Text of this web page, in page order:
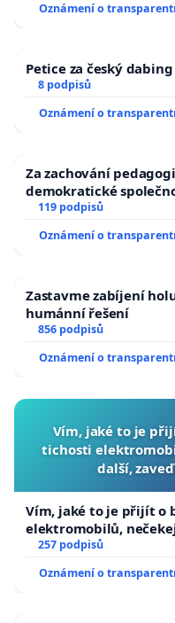
Oznámení o
Petice za český
8 podpisů
Oznámení o
Za zachování
demokratické
119 podpisů
Oznámení o
Zastavme zabíjení
humánní řešení
856 podpisů
Oznámení o
Vím, jaké to je
tichosti
další,
Vím, jaké to je přijít o
elektromobilů,
zaveďme slyšitelná
257 podpisů
Oznámení o